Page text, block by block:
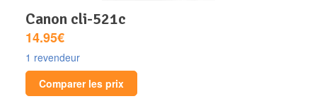
canon cli-521c
14.95€
1 revendeur
Comparer les prix